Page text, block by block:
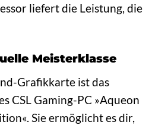
liefert die Leistung, die
Meisterklasse
Grafikkarte ist das
CSL Gaming-PC »Aqueon
Sie ermöglicht es dir,